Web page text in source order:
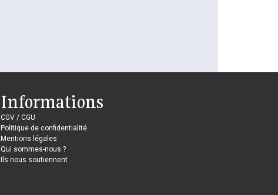
Informations
CGV / CGU
Politique de confidentialité
Mentions légales
Qui sommes-nous ?
Ils nous soutiennent